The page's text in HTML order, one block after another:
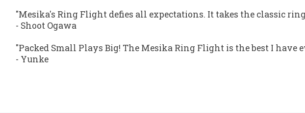
"Mesika's Ring Flight defies all expectations. It takes the classic
- Shoot Ogawa
"Packed Small Plays Big! The Mesika Ring Flight is the best I have
- Yunke